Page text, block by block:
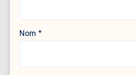
Nom *